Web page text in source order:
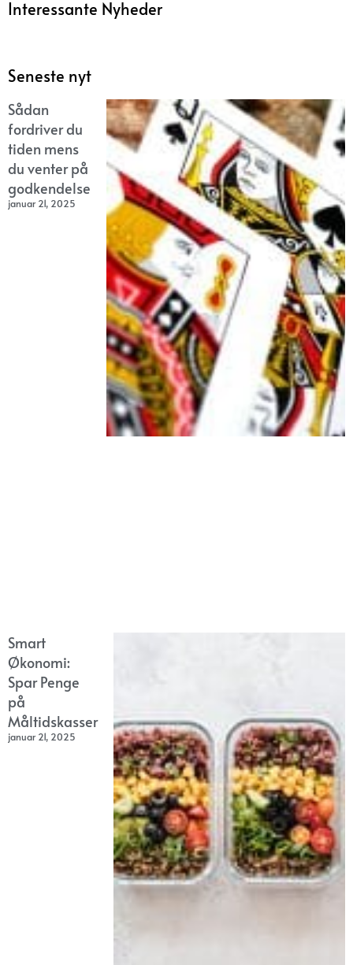
Interessante Nyheder
Seneste nyt
Sådan
fordriver du
tiden mens
du venter på
godkendelse
januar 21, 2025
Smart
Økonomi:
Spar Penge
på
Måltidskasser
januar 21, 2025